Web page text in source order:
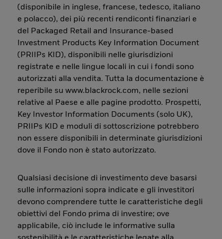
(disponibile in inglese, francese, tedesco, italiano
e polacco), dei più recenti rendiconti finanziari e
del Packaged Retail and Insurance-based
Investment Products Key Information Document
(PRIIPs KID), disponibili nelle giurisdizioni
registrate e nelle lingue locali in cui i fondi sono
autorizzati alla vendita. Tutta la documentazione è
reperibile su www.blackrock.com, nelle sezioni
relative al Paese e alle pagine prodotto. Prospetti,
Key Investor Information Documents (solo UK),
PRIIPs KID e moduli di sottoscrizione potrebbero
non essere disponibili in determinate giurisdizioni
dove il Fondo non è stato autorizzato.
Qualsiasi decisione di investimento deve basarsi
sulle informazioni sopra indicate e gli investitori
devono comprendere tutte le caratteristiche degli
obiettivi del Fondo prima di investire; ove
applicabile, ciò include le informative sulla